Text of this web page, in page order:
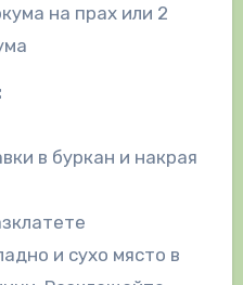
на прах или 2
в буркан и накрая
и сухо място в